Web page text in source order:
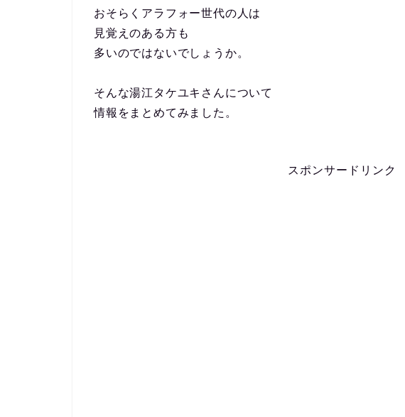
おそらくアラフォー世代の人は
見覚えのある方も
多いのではないでしょうか。
そんな湯江タケユキさんについて
情報をまとめてみました。
スポンサードリンク